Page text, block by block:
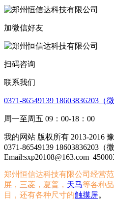
加微信好友
扫码咨询
联系我们
0371-86549139 18603836203（
周一至周五 09：00-18：00
我的网站 版权所有 2013-2016
0371-86549139 18603836203（
Email:sxp20108@163.com
郑州恒信达科技有限公司经营范
屏 ， 三菱 ， 夏普 ， 天马等各种
目，还有各种尺寸的触摸屏。